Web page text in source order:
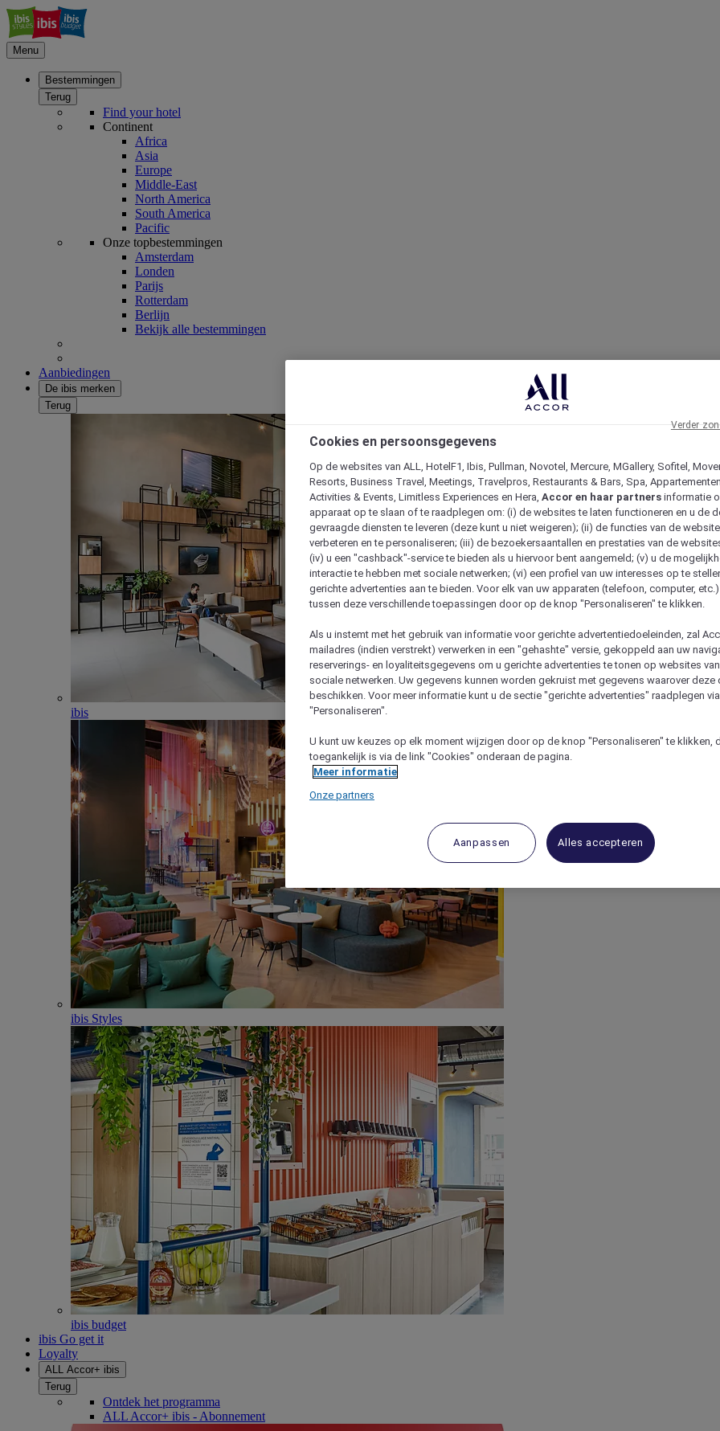
Menu
Bestemmingen
Terug
Find your hotel
Continent
Africa
Asia
Europe
Middle-East
North America
South America
Pacific
Onze topbestemmingen
Amsterdam
Londen
Parijs
Rotterdam
Berlijn
Bekijk alle bestemmingen
Aanbiedingen
De ibis merken
Terug
ibis
ibis Styles
ibis budget
ibis Go get it
Loyalty
ALL Accor+ ibis
Terug
Ontdek het programma
ALL Accor+ ibis - Abonnement
Cookies en persoonsgegevens
Op de websites van ALL, HotelF1, Ibis, Pullman, Novotel, Mercure, MGallery, Sofitel,
Resorts, Business Travel, Meetings, Travelpros, Restaurants & Bars, Spa,
Activities & Events, Limitless Experiences en Hera, Accor en haar partners informatie
apparaat op te slaan of te raadplegen om: (i) de websites te laten functioneren en u de
gevraagde diensten te leveren (deze kunt u niet weigeren); (ii) de functies van de
verbeteren en te personaliseren; (iii) de bezoekersaantallen en prestaties van de
(iv) u een "cashback"-service te bieden als u hiervoor bent aangemeld; (v) u de
interactie te hebben met sociale netwerken; (vi) een profiel van uw interesses op te
gerichte advertenties aan te bieden. Voor elk van uw apparaten (telefoon, computer,
tussen deze verschillende toepassingen door op de knop "Personaliseren" te klikken.
Als u instemt met het gebruik van informatie voor gerichte advertentiedoeleinden, zal
mailadres (indien verstrekt) verwerken in een "gehashte" versie, gekoppeld aan uw
reserverings- en loyaliteitsgegevens om u gerichte advertenties te tonen op websites
sociale netwerken. Uw gegevens kunnen worden gekruist met gegevens waarover deze
beschikken. Voor meer informatie kunt u de sectie "gerichte advertenties" raadplegen
"Personaliseren".
U kunt uw keuzes op elk moment wijzigen door op de knop "Personaliseren" te klikken,
toegankelijk is via de link "Cookies" onderaan de pagina.
Meer informatie
Onze partners
Aanpassen Alles accepteren
Verder